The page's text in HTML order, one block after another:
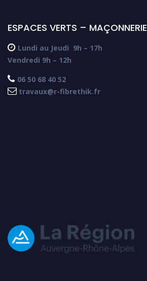
ESPACES VERTS – MAÇONNERIE
 Lundi au Jeudi 9h – 17h
Vendredi 9h – 12h
 06 50 68 40 52
 travaux@r-fibrethik.fr